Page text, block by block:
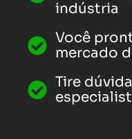
indústria
Você
mercado
Tire